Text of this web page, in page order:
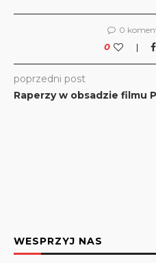
0
0
poprzedni post
Raperzy w obsadzie filmu
WESPRZYJ NAS